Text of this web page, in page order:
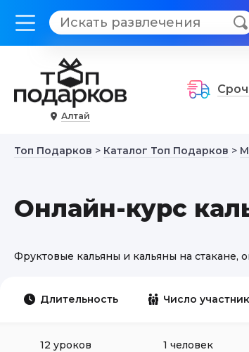
Алтай
Топ Подарков > Каталог Топ Подарков >
Онлайн-курс
Фруктовые кальяны и кальяны на стакане,
Длительность Число
12 уроков 1 человек